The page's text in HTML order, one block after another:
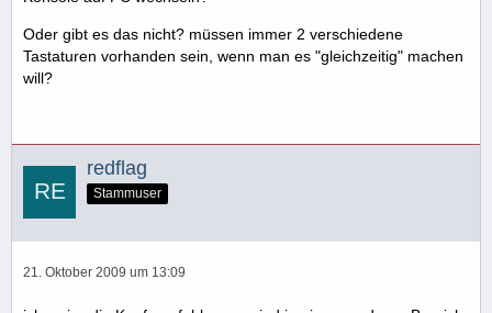
Oder gibt es das nicht? müssen immer 2 verschiedene
Tastaturen vorhanden sein, wenn man es "gleichzeitig" machen
will?
redflag
Stammuser
21. Oktober 2009 um 13:09